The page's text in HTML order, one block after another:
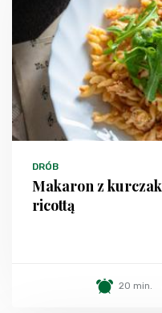
DRÓB
Makaron z
ricottą
20 min.